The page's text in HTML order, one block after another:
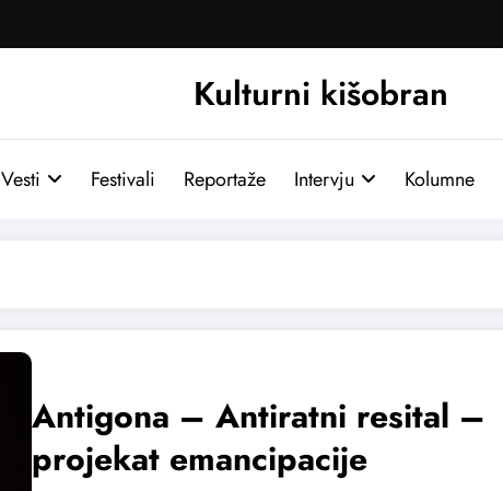
Kulturni kišobran
Vesti Festivali Reportaže Intervju Kolumne
Antigona – Antiratni resital –
projekat emancipacije